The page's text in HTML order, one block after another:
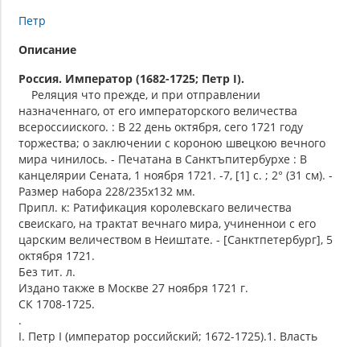
Петр
Описание
Россия. Император (1682-1725; Петр I).
Реляция что прежде, и при отправлении
назначеннаго, от его императорского величества
всероссииского. : В 22 день октября, сего 1721 году
торжества; о заключении с короною швецкою вечного
мира чинилось. - Печатана в Санктъпитербурхе : В
канцелярии Сената, 1 ноября 1721. -7, [1] с. ; 2° (31 см). -
Размер набора 228/235x132 мм.
Припл. к: Ратификация королевскаго величества
свеискаго, на трактат вечнаго мира, учиненнои с его
царским величеством в Неиштате. - [Санктпетербург], 5
октября 1721.
Без тит. л.
Издано также в Москве 27 ноября 1721 г.
СК 1708-1725.
.
I. Петр I (император российский; 1672-1725).1. Власть